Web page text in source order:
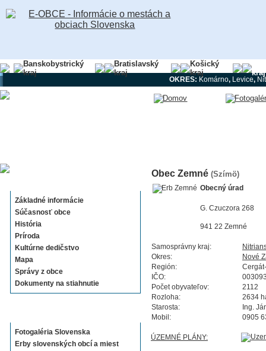
Banskobystrický
kraj
Bratislavský
kraj
Košický
kraj
kraj
OKRES: Komárno, Levice,
Základné informácie
Súčasnosť obce
História
Príroda
Kultúrne dedičstvo
Mapa
Správy z obce
Dokumenty na stiahnutie
Fotogaléria Slovenska
Erby slovenských obcí a miest
Obec Zemné (Szímö)
Obecný úrad
G. Czuczora 268
941 22 Zemné
Samosprávny kraj:
Okres:
Nové
Región:
IČO:
Počet obyvateľov:
2112
Rozloha:
2634
Starosta:
Ing.
Mobil:
0905
ÚZEMNÉ PLÁNY: